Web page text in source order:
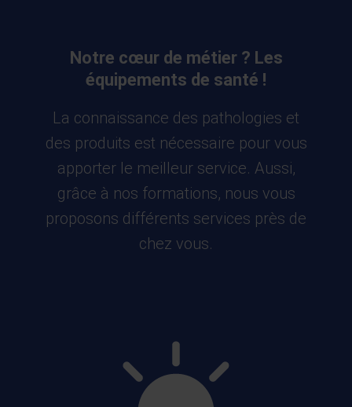
Notre cœur de métier ? Les
équipements de santé !
La connaissance des pathologies et
des produits est nécessaire pour vous
apporter le meilleur service. Aussi,
grâce à nos formations, nous vous
proposons différents services près de
chez vous.